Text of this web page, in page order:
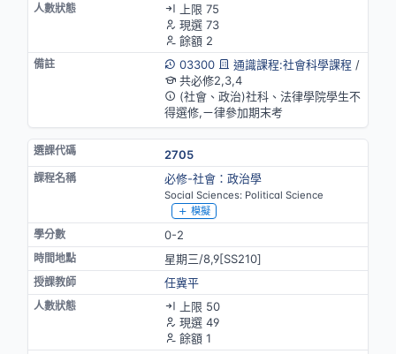
上限 75
現選 73
餘額 2
03300
通識課程:社會科學課程 /
共必修2,3,4
(社會、政治)社科、法律學院學生不
得選修,ㄧ律參加期末考
2705
必修-社會：政治學
Social Sciences: Political Science
模擬
0-2
星期三/8,9[SS210]
任冀平
上限 50
現選 49
餘額 1